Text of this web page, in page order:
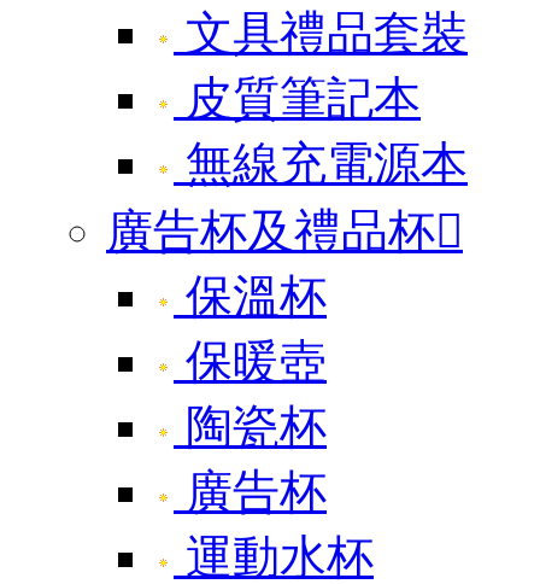
文具禮品套裝
皮質筆記本
無線充電源本
廣告杯及禮品杯
保溫杯
保暖壺
陶瓷杯
廣告杯
運動水杯